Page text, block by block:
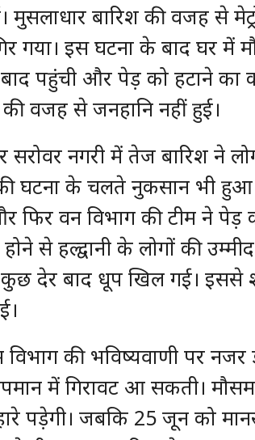
मुसलाधार बारिश की वजह से
गया। इस घटना के बाद घर में
पहुंची और पेड़ को हटाने का
वजह से जनहानि नहीं हुई।
सरोवर नगरी में तेज बारिश ने
घटना के चलते नुकसान भी
फिर वन विभाग की टीम ने पेड़
से हल्द्वानी के लोगों की
कुछ देर बाद धूप खिल गई।
विभाग की भविष्यवाणी पर
में गिरावट आ सकती।
पड़ेगी। जबकि 25 जून को